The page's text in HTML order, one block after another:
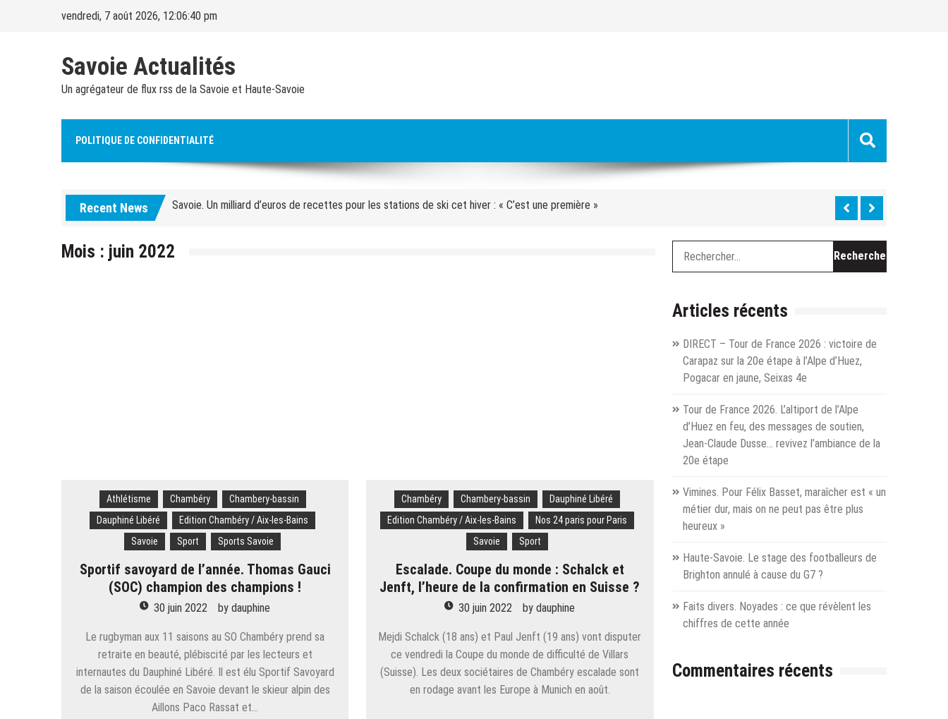
vendredi, 7 août 2026, 12:06:41 pm
Savoie Actualités
Un agrégateur de flux rss de la Savoie et Haute-Savoie
POLITIQUE DE CONFIDENTIALITÉ
Recent News Ski chronique – Ski alpin. Diego Orecchioni : « Avec le groupe, nous faisons nos pronostics sur les matches »
Jeux olympiques d’hiver. Le CIO approuve la carte des sites des Alpes 2030 avec Val d’Isère
Ski-alpinisme. « L’idée sera de faire de la cohésion » : pourquoi l’équipe de France se retrouve au pied du Ventoux cette semaine
Mois : juin 2022
Athlétisme Chambéry
Chambery-bassin
Dauphiné Libéré
Edition Chambéry / Aix-les-Bains
Savoie
Sport Sports Savoie
Sportif savoyard de l’année. Thomas Gauci
(SOC) champion des champions !
30 juin 2022 bydauphine
Le rugbyman aux 11 saisons au SO Chambéry prend sa
retraite en beauté, plébiscité par les lecteurs et
internautes du Dauphiné Libéré. Il est élu Sportif Savoyard
de la saison écoulée en Savoie devant le skieur alpin des
Aillons Paco Rassat et…
Chambéry Chambery-bassin
Dauphiné Libéré
Edition Chambéry / Aix-les-Bains
Nos 24 paris pour Paris
Savoie
Sport
Escalade. Coupe du monde : Schalck et
Jenft, l’heure de la confirmation en Suisse ?
30 juin 2022 bydauphine
Mejdi Schalck (18 ans) et Paul Jenft (19 ans) vont disputer
ce vendredi la Coupe du monde de difficulté de Villars
(Suisse). Les deux sociétaires de Chambéry escalade sont
en rodage avant les Europe à Munich en août.
Articles récents
DIRECT – Tour de France 2026 : victoire de
Carapaz sur la 20e étape à l’Alpe d’Huez,
Pogacar en jaune, Seixas 4e
Tour de France 2026. L’altiport de l’Alpe
d’Huez en feu, des messages de soutien,
Jean-Claude Dusse… revivez l’ambiance de la
20e étape
Vimines. Pour Félix Basset, maraîcher est « un
métier dur, mais on ne peut pas être plus
heureux »
Haute-Savoie. Le stage des footballeurs de
Brighton annulé à cause du G7 ?
Faits divers. Noyades : ce que révèlent les
chiffres de cette année
Commentaires récents